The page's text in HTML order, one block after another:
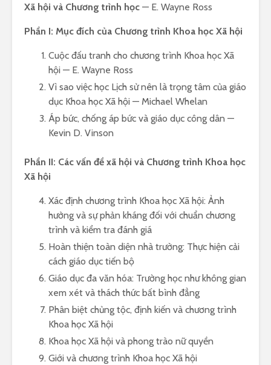
Xã hội và Chương trình học — E. Wayne Ross
Phần I: Mục đích của Chương trình Khoa học Xã hội
Cuộc đấu tranh cho chương trình Khoa học Xã
hội — E. Wayne Ross
Vì sao việc học Lịch sử nên là trọng tâm của giáo
dục Khoa học Xã hội — Michael Whelan
Áp bức, chống áp bức và giáo dục công dân —
Kevin D. Vinson
Phần II: Các vấn đề xã hội và Chương trình Khoa học
Xã hội
Xác định chương trình Khoa học Xã hội: Ảnh
hưởng và sự phản kháng đối với chuẩn chương
trình và kiểm tra đánh giá
Hoàn thiện toàn diện nhà trường: Thực hiện cải
cách giáo dục tiến bộ
Giáo dục đa văn hóa: Trường học như không gian
xem xét và thách thức bất bình đẳng
Phân biệt chủng tộc, định kiến và chương trình
Khoa học Xã hội
Khoa học Xã hội và phong trào nữ quyền
Giới và chương trình Khoa học Xã hội